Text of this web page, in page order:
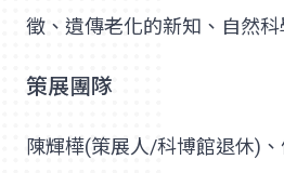
徵、遺傳老化的新知、自然科
策展團隊
陳輝樺(策展人/科博館退休)